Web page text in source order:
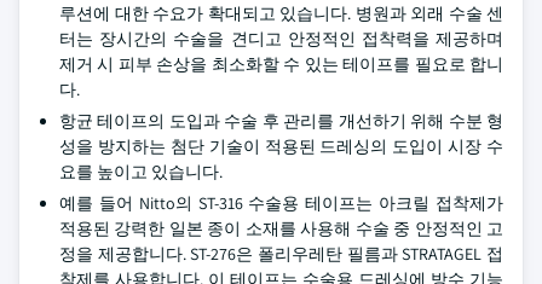
루션에 대한 수요가 확대되고 있습니다. 병원과 외래 수술 센
터는 장시간의 수술을 견디고 안정적인 접착력을 제공하며
제거 시 피부 손상을 최소화할 수 있는 테이프를 필요로 합니
다.
항균 테이프의 도입과 수술 후 관리를 개선하기 위해 수분 형
성을 방지하는 첨단 기술이 적용된 드레싱의 도입이 시장 수
요를 높이고 있습니다.
예를 들어 Nitto의 ST-316 수술용 테이프는 아크릴 접착제가
적용된 강력한 일본 종이 소재를 사용해 수술 중 안정적인 고
정을 제공합니다. ST-276은 폴리우레탄 필름과 STRATAGEL 접
착제를 사용합니다. 이 테이프는 수술용 드레싱에 방수 기능